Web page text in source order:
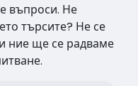
въпроси. Не
търсите? Не се
ние ще се радваме